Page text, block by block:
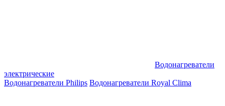
Водонагреватели
электрические
Водонагреватели Philips Водонагреватели Royal Clima